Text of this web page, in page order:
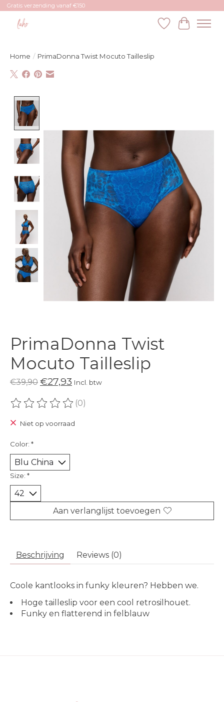
Gratis verzending vanaf €150
Verlanglijst
Home / PrimaDonna Twist Mocuto Tailleslip
PrimaDonna Twist
Mocuto Tailleslip
€39,90 €27,93 Incl. btw
De beoordeling van dit product is
(0)
Niet op voorraad
Color: *
Size: *
Aan verlanglijst toevoegen
Beschrijving Reviews (0)
Coole kantlooks in funky kleuren? Hebben we.
Hoge tailleslip voor een cool retrosilhouet.
Funky en flatterend in felblauw